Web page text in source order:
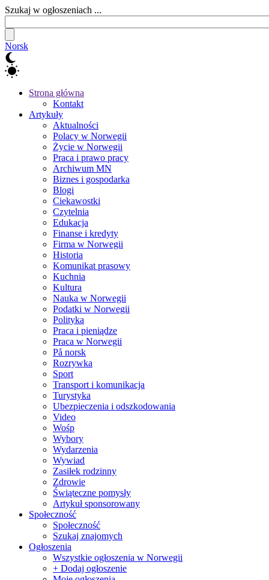
Szukaj w ogłoszeniach ...
Norsk
Strona główna
Kontakt
Artykuły
Aktualności
Polacy w Norwegii
Życie w Norwegii
Praca i prawo pracy
Archiwum MN
Biznes i gospodarka
Blogi
Ciekawostki
Czytelnia
Edukacja
Finanse i kredyty
Firma w Norwegii
Historia
Komunikat prasowy
Kuchnia
Kultura
Nauka w Norwegii
Podatki w Norwegii
Polityka
Praca i pieniądze
Praca w Norwegii
På norsk
Rozrywka
Sport
Transport i komunikacja
Turystyka
Ubezpieczenia i odszkodowania
Video
Wośp
Wybory
Wydarzenia
Wywiad
Zasiłek rodzinny
Zdrowie
Świąteczne pomysły
Artykuł sponsorowany
Społeczność
Społeczność
Szukaj znajomych
Ogłoszenia
Wszystkie ogłoszenia w Norwegii
+ Dodaj ogłoszenie